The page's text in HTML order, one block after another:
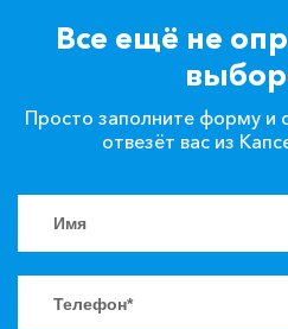
Все ещё не
Просто заполните форму и
отвезёт вас из